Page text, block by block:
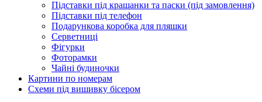
Підставки під крашанки та паски (під замовлення)
Підставки під телефон
Подарункова коробка для пляшки
Серветниці
Фігурки
Фоторамки
Чайні будиночки
Картини по номерам
Схеми під вишивку бісером